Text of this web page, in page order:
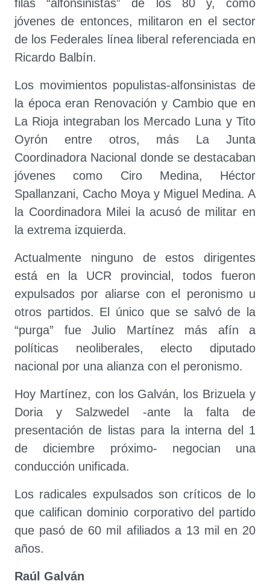
filas “alfonsinistas” de los 80 y, como
jóvenes de entonces, militaron en el sector
de los Federales línea liberal referenciada en
Ricardo Balbín.
Los movimientos populistas-alfonsinistas de
la época eran Renovación y Cambio que en
La Rioja integraban los Mercado Luna y Tito
Oyrón entre otros, más La Junta
Coordinadora Nacional donde se destacaban
jóvenes como Ciro Medina, Héctor
Spallanzani, Cacho Moya y Miguel Medina. A
la Coordinadora Milei la acusó de militar en
la extrema izquierda.
Actualmente ninguno de estos dirigentes
está en la UCR provincial, todos fueron
expulsados por aliarse con el peronismo u
otros partidos. El único que se salvó de la
“purga” fue Julio Martínez más afín a
políticas neoliberales, electo diputado
nacional por una alianza con el peronismo.
Hoy Martínez, con los Galván, los Brizuela y
Doria y Salzwedel -ante la falta de
presentación de listas para la interna del 1
de diciembre próximo- negocian una
conducción unificada.
Los radicales expulsados son críticos de lo
que califican dominio corporativo del partido
que pasó de 60 mil afiliados a 13 mil en 20
años.
Raúl Galván